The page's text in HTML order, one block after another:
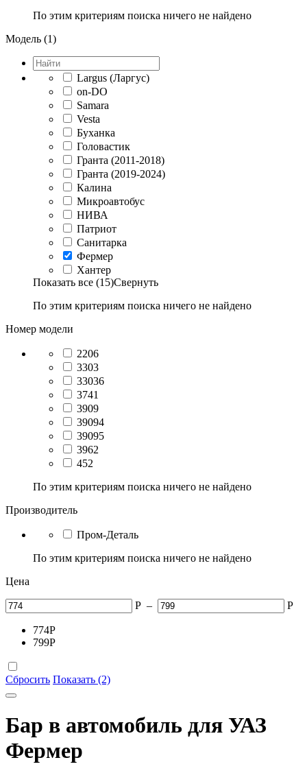
По этим критериям поиска ничего не найдено
Модель (1)
Largus (Ларгус)
on-DO
Samara
Vesta
Буханка
Головастик
Гранта (2011-2018)
Гранта (2019-2024)
Калина
Микроавтобус
НИВА
Патриот
Санитарка
Фермер
Хантер
Показать все (15)Свернуть
По этим критериям поиска ничего не найдено
Номер модели
2206
3303
33036
3741
3909
39094
39095
3962
452
По этим критериям поиска ничего не найдено
Производитель
Пром-Деталь
По этим критериям поиска ничего не найдено
Цена
Р – Р
774Р
799Р
Сбросить Показать (2)
Бар в автомобиль для УАЗ
Фермер